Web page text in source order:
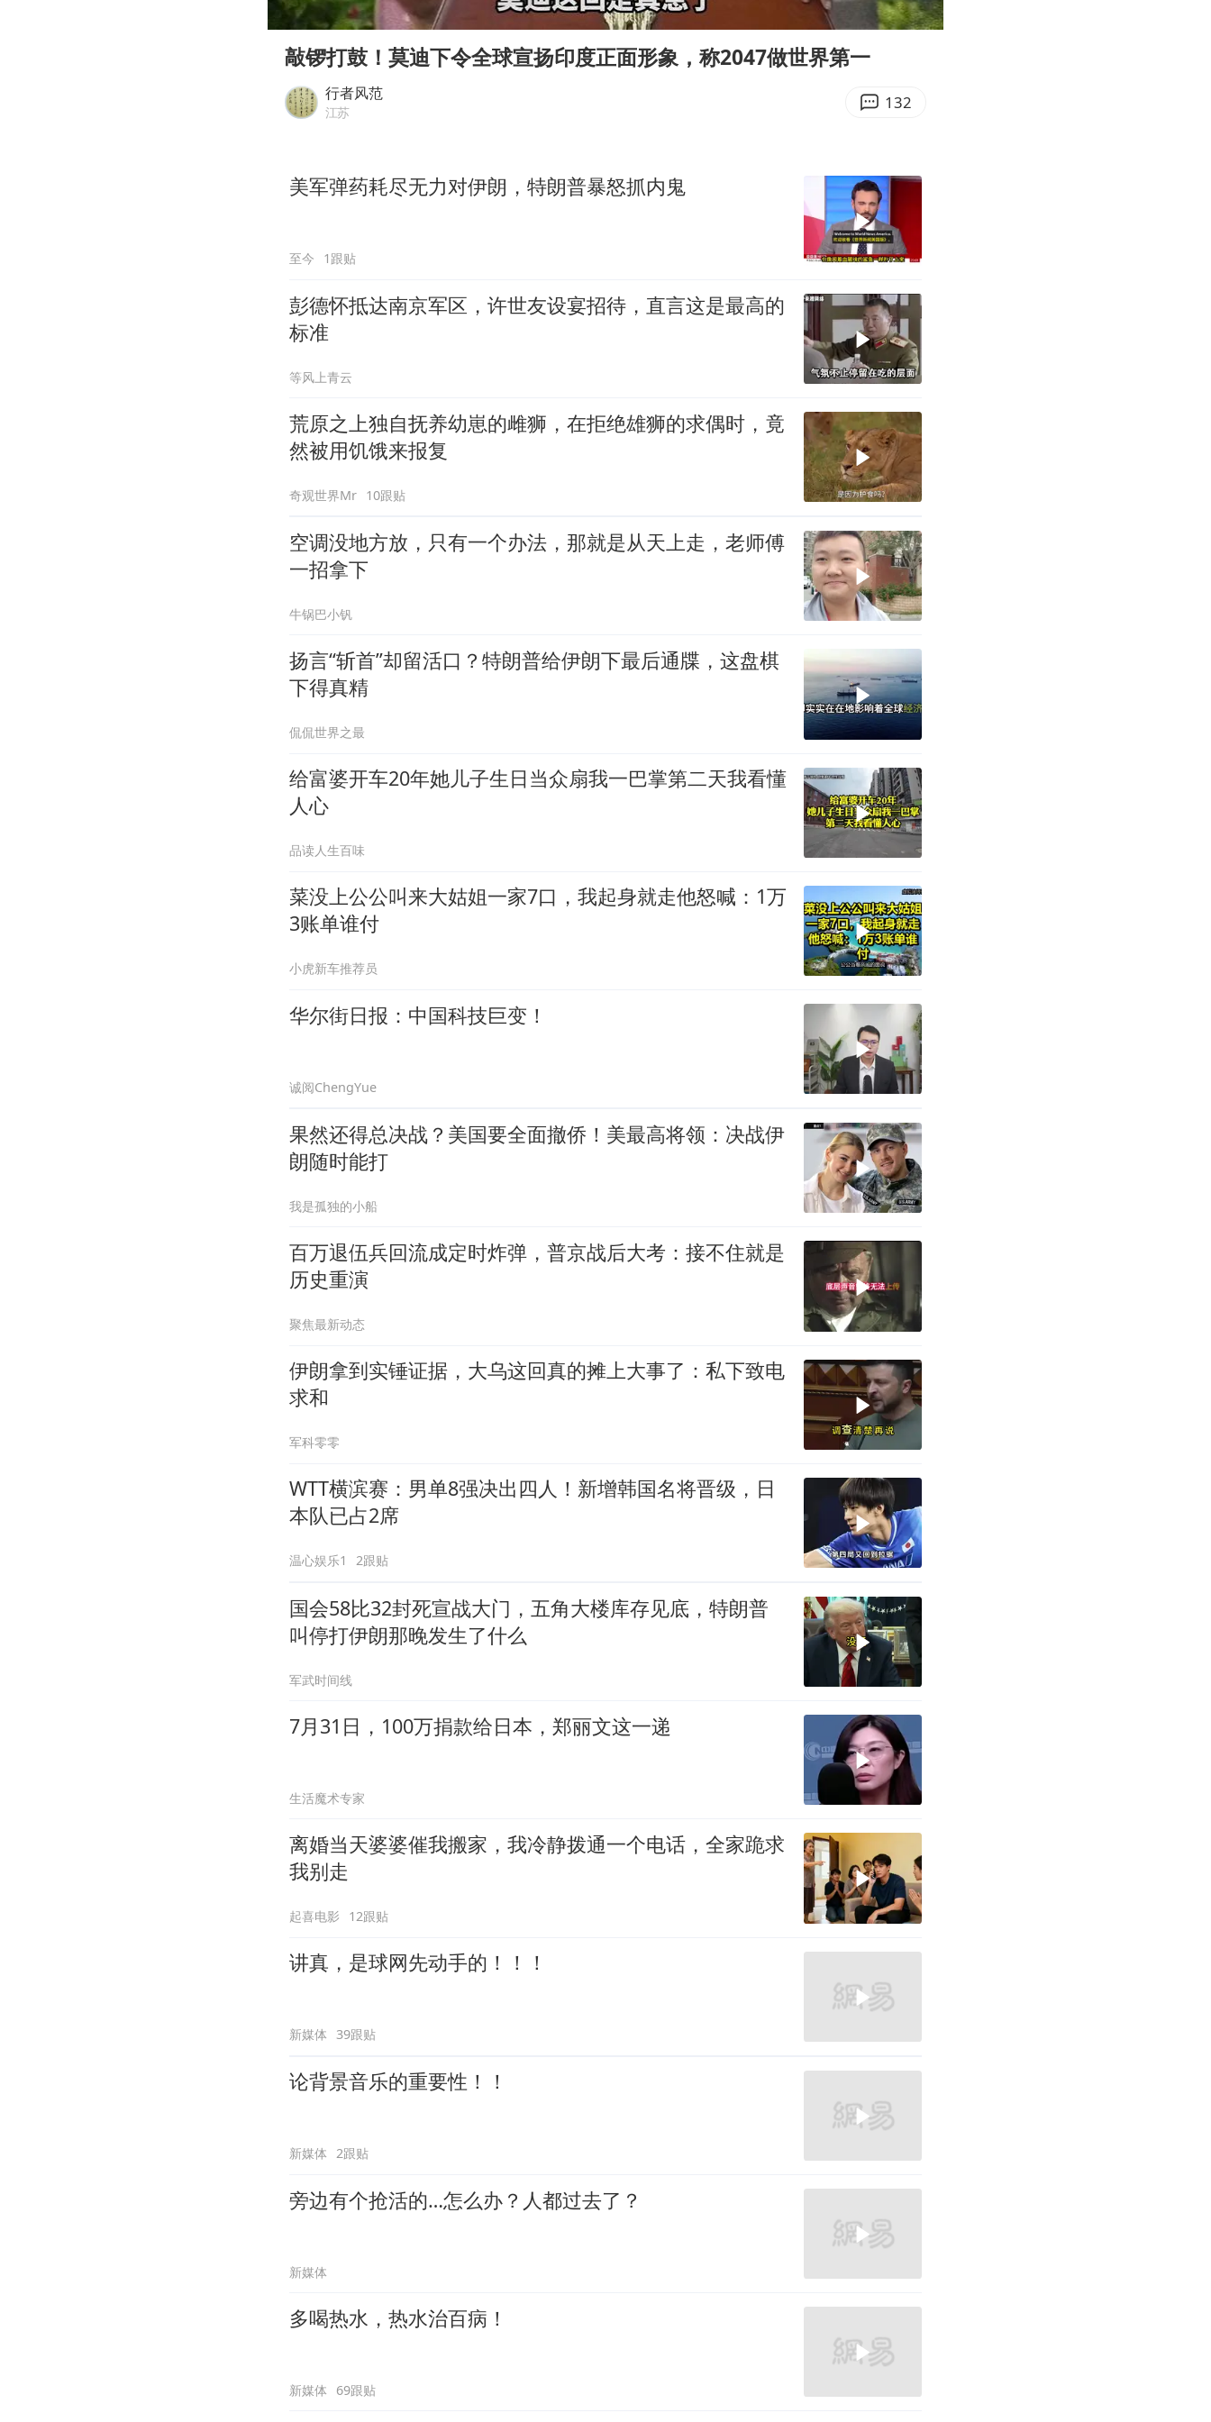
胡彦斌获《歌手2026》歌王
秋天的第一杯奶茶到底有多火
东航：国内客票提前14天免费退改
Play
00:00 05:26
Enter
敲锣打鼓！莫迪下令全球宣扬印度正面形象，称2047做世界第一
行者风范
江苏 132
美军弹药耗尽无力对伊朗，特朗普暴怒抓内鬼
至今 1跟贴
彭德怀抵达南京军区，许世友设宴招待，直言这是最高的
标准
等风上青云
荒原之上独自抚养幼崽的雌狮，在拒绝雄狮的求偶时，竟
然被用饥饿来报复
奇观世界Mr 10跟贴
空调没地方放，只有一个办法，那就是从天上走，老师傅
一招拿下
牛锅巴小钒
扬言“斩首”却留活口？特朗普给伊朗下最后通牒，这盘棋
下得真精
侃侃世界之最
给富婆开车20年她儿子生日当众扇我一巴掌第二天我看懂
人心
品读人生百味
菜没上公公叫来大姑姐一家7口，我起身就走他怒喊：1万
3账单谁付
小虎新车推荐员
华尔街日报：中国科技巨变！
诚阅ChengYue
果然还得总决战？美国要全面撤侨！美最高将领：决战伊
朗随时能打
我是孤独的小船
百万退伍兵回流成定时炸弹，普京战后大考：接不住就是
历史重演
聚焦最新动态
伊朗拿到实锤证据，大乌这回真的摊上大事了：私下致电
求和
军科零零
WTT横滨赛：男单8强决出四人！新增韩国名将晋级，日
本队已占2席
温心娱乐1 2跟贴
国会58比32封死宣战大门，五角大楼库存见底，特朗普
叫停打伊朗那晚发生了什么
军武时间线
7月31日，100万捐款给日本，郑丽文这一递
生活魔术专家
离婚当天婆婆催我搬家，我冷静拨通一个电话，全家跪求
我别走
起喜电影 12跟贴
讲真，是球网先动手的！！！
新媒体 39跟贴
论背景音乐的重要性！！
新媒体 2跟贴
旁边有个抢活的…怎么办？人都过去了？
新媒体
多喝热水，热水治百病！
新媒体 69跟贴